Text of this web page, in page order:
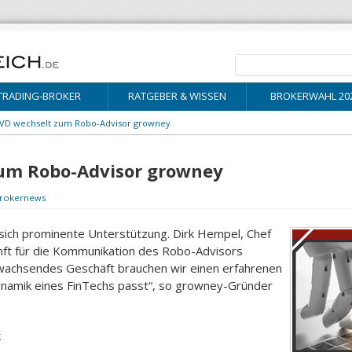
BROKER RATGEBER & WISSEN BROKERWAHL
wechselt zum Robo-Advisor growney
Robo-Advisor growney
prominente Unterstützung. Dirk Hempel, Chef
für die Kommunikation des Robo-Advisors
Geschäft brauchen wir einen erfahrenen
eines FinTechs passt“, so growney-Gründer